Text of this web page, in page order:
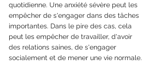
quotidienne. Une anxiété sévère peut les
empêcher de s'engager dans des tâches
importantes. Dans le pire des cas, cela
peut les empêcher de travailler, d'avoir
des relations saines, de s'engager
socialement et de mener une vie normale.